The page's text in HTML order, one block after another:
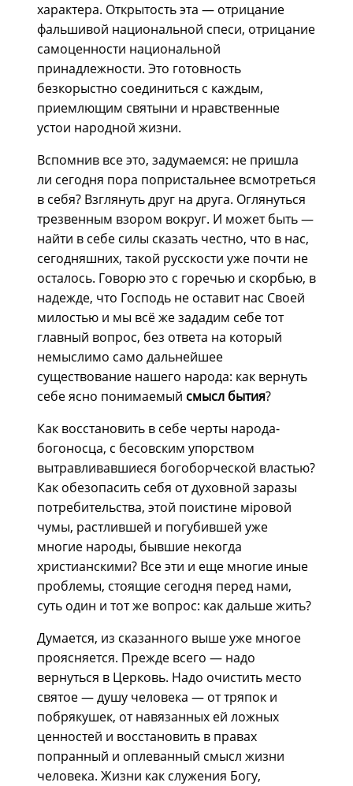
характера. Открытость эта — отрицание
фальшивой национальной спеси, отрицание
самоценности национальной
принадлежности. Это готовность
безкорыстно соединиться с каждым,
приемлющим святыни и нравственные
устои народной жизни.
Вспомнив все это, задумаемся: не пришла
ли сегодня пора попристальнее всмотреться
в себя? Взглянуть друг на друга. Оглянуться
трезвенным взором вокруг. И может быть —
найти в себе силы сказать честно, что в нас,
сегодняшних, такой русскости уже почти не
осталось. Говорю это с горечью и скорбью, в
надежде, что Господь не оставит нас Своей
милостью и мы всё же зададим себе тот
главный вопрос, без ответа на который
немыслимо само дальнейшее
существование нашего народа: как вернуть
себе ясно понимаемый смысл бытия?
Как восстановить в себе черты народа-
богоносца, с бесовским упорством
вытравливавшиеся богоборческой властью?
Как обезопасить себя от духовной заразы
потребительства, этой поистине мiровой
чумы, растлившей и погубившей уже
многие народы, бывшие некогда
христианскими? Все эти и еще многие иные
проблемы, стоящие сегодня перед нами,
суть один и тот же вопрос: как дальше жить?
Думается, из сказанного выше уже многое
проясняется. Прежде всего — надо
вернуться в Церковь. Надо очистить место
святое — душу человека — от тряпок и
побрякушек, от навязанных ей ложных
ценностей и восстановить в правах
попранный и оплеванный смысл жизни
человека. Жизни как служения Богу,